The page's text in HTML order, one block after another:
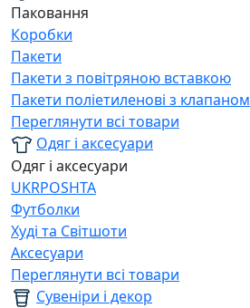
Паковання
Коробки
Пакети
Пакети з повітряною вставкою
Пакети поліетиленові з клапаном
Переглянути всі товари
Одяг і аксесуари
Одяг і аксесуари
UKRPOSHTA
Футболки
Худі та Світшоти
Аксесуари
Переглянути всі товари
Сувеніри і декор